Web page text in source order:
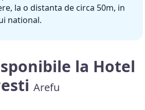
la o distanta de circa 50m, in
national.
la Hotel
Arefu